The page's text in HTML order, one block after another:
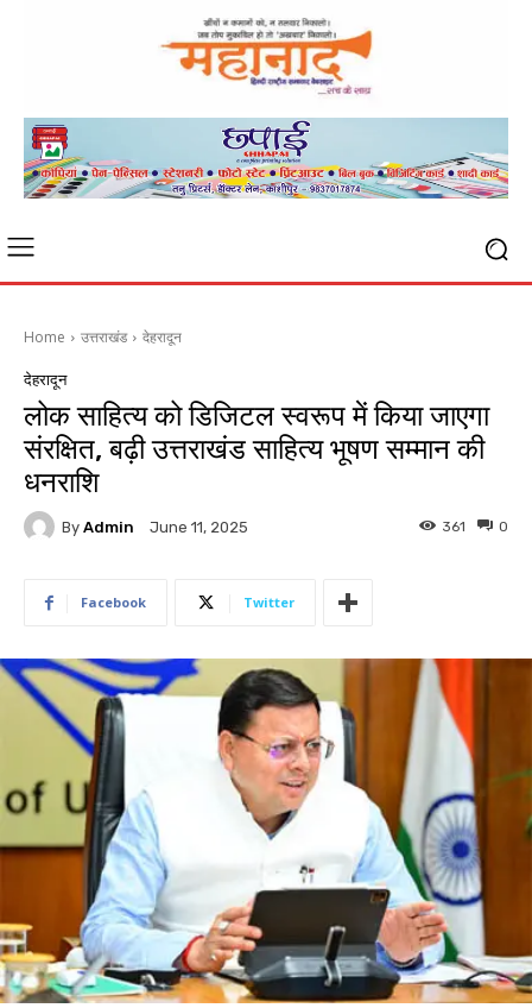
Home उत्तराखंड देहरादून
देहरादून
लोक साहित्य को डिजिटल स्वरूप में किया जाएगा
संरक्षित, बढ़ी उत्तराखंड साहित्य भूषण सम्मान की
धनराशि
By Admin June 11, 2025 0
361
Facebook Twitter